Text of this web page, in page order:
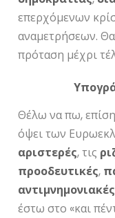
επερχόμενων
αναμετρήσεων.
πρόταση μέχρι
Θέλω να πω,
όψει των
αριστερές, τις
προοδευτικές,
αντιμνημονιακές
έστω στο «και